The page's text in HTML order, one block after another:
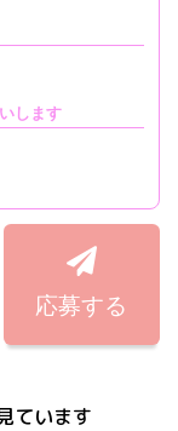
します
応募する
ています